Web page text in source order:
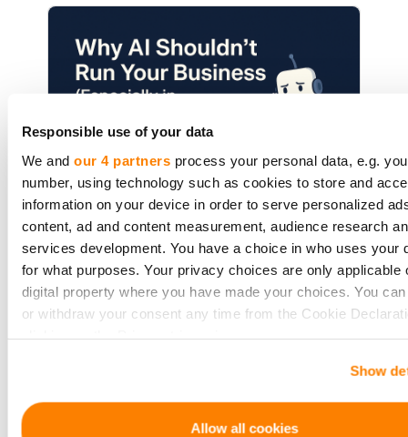
Responsible use of your data
We and our 4 partnersprocess your personal data, e.g.
number, using technology such as cookies to store and
information on your device in order to serve personalized
content, ad and content measurement, audience research
services development. You have a choice in who uses your
for what purposes. Your privacy choices are only applicable
digital property where you have made your choices. You
or withdraw your consent any time from the Cookie
Collect information about your geographical location
be accurate to within several meters
Show
Allow all cookies
Kodėl dirbtinis intelektas
neturėtų valdyti jūsų verslo
(ypač sutelktinio finansavimo
srityje)
Przestroga z eksperymentu z
asystentką, a nie dyrektorem